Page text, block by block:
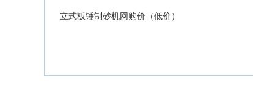
立式板锤制砂机网购价（低价）